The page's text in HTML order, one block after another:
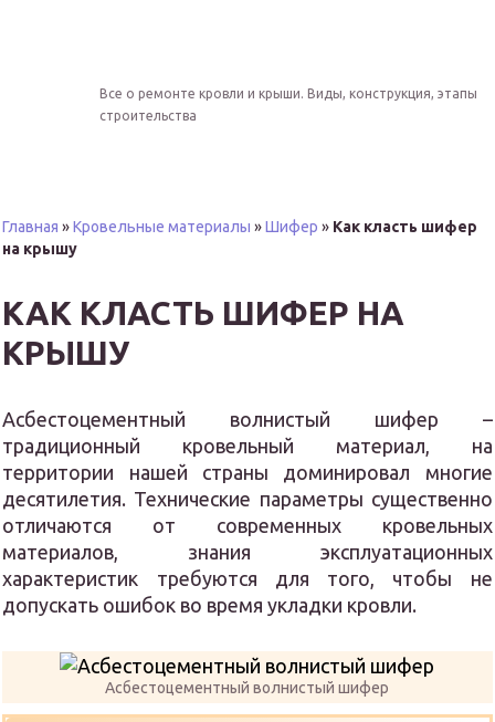
Все о ремонте кровли и крыши. Виды, конструкция, этапы
строительства
Главная »Кровельные материалы »Шифер » Как класть шифер
на крышу
КАК КЛАСТЬ ШИФЕР НА
КРЫШУ
Асбестоцементный волнистый шифер –
традиционный кровельный материал, на
территории нашей страны доминировал многие
десятилетия. Технические параметры существенно
отличаются от современных кровельных
материалов, знания эксплуатационных
характеристик требуются для того, чтобы не
допускать ошибок во время укладки кровли.
Асбестоцементный волнистый шифер